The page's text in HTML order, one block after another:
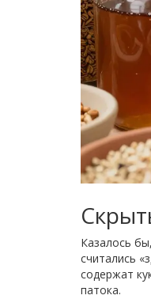
Казалось
считались
содержат
патока.